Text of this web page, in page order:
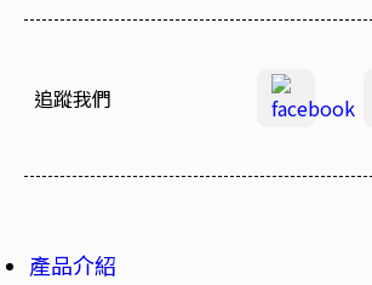
產品介紹
追蹤我們